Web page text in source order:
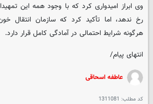
وی ابراز امیدواری کرد که با وجود همه این
رخ ندهد، اما تأکید کرد که سازمان انتقال
هرگونه شرایط احتمالی در آمادگی کامل قرار دارد.
انتهای پیام/
عاطفه اسحاقی
کد مطلب: 1311081